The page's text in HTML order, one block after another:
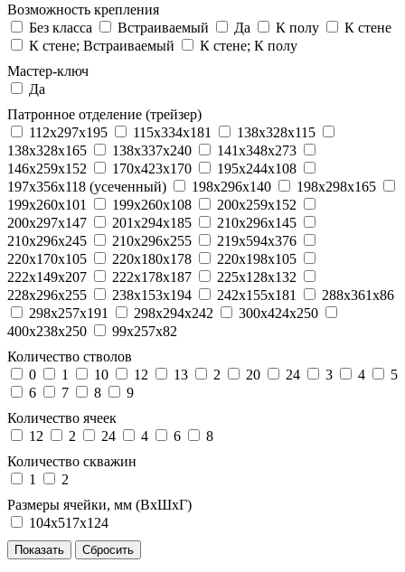
Возможность крепления
Без класса
Встраиваемый Да К полу
К стене
К стене; Встраиваемый
К стене; К полу
Мастер-ключ
Да
Патронное отделение (трейзер)
112x297x195
115x334x181
138x328x115
138x328x165
138x337x240
141x348x273
146x259x152
170x423x170
195x244x108
197x356x118 (усеченный)
198x296x140
198x298x165
199x260x101
199x260x108
200x259x152
200x297x147
201x294x185
210x296x145
210x296x245
210x296x255
219x594x376
220x170x105
220x180x178
220x198x105
222x149x207
222x178x187
225x128x132
228x296x255
238x153x194 242x155x181
288x361x86
298x257x191
298x294x242
300x424x250
400x238x250
99x257x82
Количество стволов
0
1 10 12 13 2 20 24 3 4
5
6
7 8
9
Количество ячеек
12
2 24 4 6
8
Количество скважин
1
2
Размеры ячейки, мм (ВхШхГ)
104х517х124